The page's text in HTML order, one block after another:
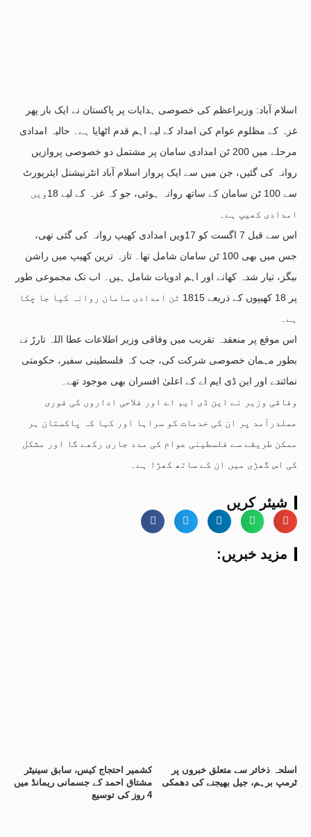
اسلام آباد: وزیراعظم کی خصوصی ہدایات پر پاکستان نے ایک بار پھر
غزہ کے مظلوم عوام کی امداد کے لیے اہم قدم اٹھایا ہے۔ حالیہ امدادی
مرحلے میں 200 ٹن امدادی سامان پر مشتمل دو خصوصی پروازیں
روانہ کی گئیں، جن میں سے ایک پرواز اسلام آباد انٹرنیشنل ایئرپورٹ
سے 100 ٹن سامان کے ساتھ روانہ ہوئی، جو کہ غزہ کے لیے 18ویں
امدادی کھیپ ہے۔
اس سے قبل 7 اگست کو 17ویں امدادی کھیپ روانہ کی گئی تھی،
جس میں بھی 100 ٹن سامان شامل تھا۔ تازہ ترین کھیپ میں راشن
بیگز، تیار شدہ کھانے اور اہم ادویات شامل ہیں۔ اب تک مجموعی طور
پر 18 کھیپوں کے ذریعے 1815 ٹن امدادی سامان روانہ کیا جا چکا
ہے۔
اس موقع پر منعقدہ تقریب میں وفاقی وزیر اطلاعات عطا اللہ تارڑ نے
بطور مہمان خصوصی شرکت کی، جب کہ فلسطینی سفیر، حکومتی
نمائندے اور این ڈی ایم اے کے اعلیٰ افسران بھی موجود تھے۔
وفاقی وزیر نے این ڈی ایم اے اور فلاحی اداروں کی فوری
عملدرآمد پر ان کی خدمات کو سراہا اور کہا کہ پاکستان ہر
ممکن طریقے سے فلسطینی عوام کی مدد جاری رکھے گا اور مشکل
کی اس گھڑی میں ان کے ساتھ کھڑا ہے۔
شیئر کریں
:مزید خبریں
کشمیر احتجاج کیس، سابق سینیٹر
مشتاق احمد کے جسمانی ریمانڈ میں
4 روز کی توسیع
اسلحہ ذخائر سے متعلق خبروں پر
ٹرمپ برہم، جیل بھیجنے کی دھمکی